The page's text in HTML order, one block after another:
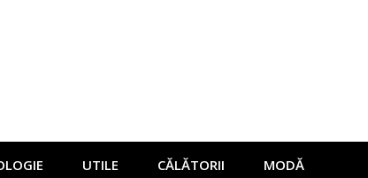
UTILE CĂLĂTORII MODĂ